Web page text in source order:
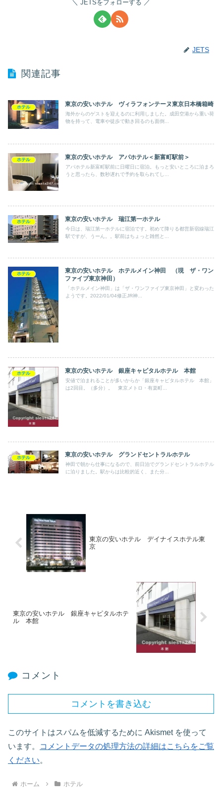
JETSをフォローする
JETS
関連記事
ホテル 東京の安いホテル ヴィラフォンテーヌ東京日本橋箱崎
海外からのゲストを迎えるのに利用しました。成田空港から重い荷
物を持って、電車や徒歩で動き回るのも面倒...
ホテル 東京の安いホテル アパホテル＜新富町駅前＞
アパホテル新富町駅前に日曜日に宿泊。もっと安いところに泊まろ
うと思ったら、数秒遅れで予約を取られてし...
ホテル 東京の安いホテル 瑞江第一ホテル
今日は、瑞江第一ホテルに宿泊です。初めて降りる都営新宿線瑞江
駅ですが、うーん。。駅前はちょっと雑然と...
ホテル
東京の安いホテル ホテルメイン神田 （現 ザ・ワン
ファイブ東京神田）
「ホテルメイン神田」は「ザ・ワンファイブ東京神田」と変わった
ようです。2022/01/04修正JR神...
ホテル 東京の安いホテル 銀座キャピタルホテル 本館
安値で泊まれることが多いからか「銀座キャピタルホテル 本館」
は2回目。（多分）。 東京メトロ・有楽町...
ホテル 東京の安いホテル グランドセントラルホテル
神田で朝から仕事になるので、前日泊でグランドセントラルホテル
に泊りました。駅からは比較的近く、また分...
東京の安いホテル デイナイスホテル東
京
東京の安いホテル 銀座キャピタルホテ
ル 本館
コメント
コメントを書き込む
このサイトはスパムを低減するために Akismet を使って
います。
コメントデータの処理方法の詳細はこちらをご覧
ください。
ホーム ホテル